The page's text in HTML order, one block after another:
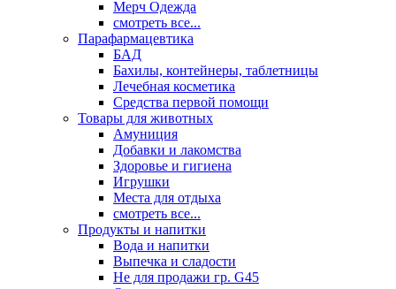
Мерч Одежда
смотреть все...
Парафармацевтика
БАД
Бахилы, контейнеры, таблетницы
Лечебная косметика
Средства первой помощи
Товары для животных
Амуниция
Добавки и лакомства
Здоровье и гигиена
Игрушки
Места для отдыха
смотреть все...
Продукты и напитки
Вода и напитки
Выпечка и сладости
Не для продажи гр. G45